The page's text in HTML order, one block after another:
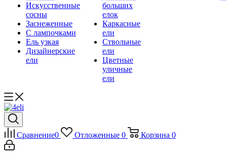
Искусственные
сосны
Заснеженные
С лампочками
Ель узкая
Дизайнерские
ели
больших
елок
Каркасные
ели
Ствольные
ели
Цветные
уличные
ели
Сравнение0 Отложенные 0 Корзина 0